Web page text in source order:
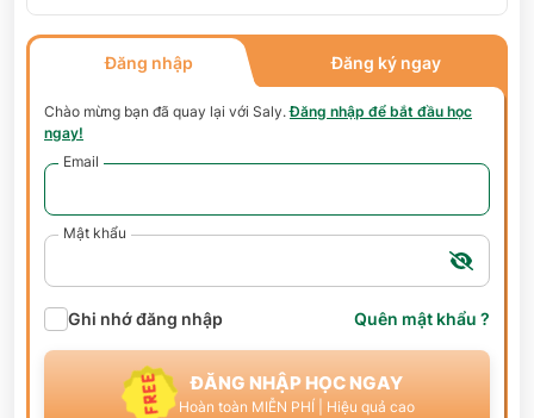
Đăng nhập Đăng ký ngay
Chào mừng bạn đã quay lại với Saly.Đăng nhập để bắt đầu học
ngay!
Email
Mật khẩu
Ghi nhớ đăng nhập Quên mật khẩu ?
ĐĂNG NHẬP HỌC NGAY
Hoàn toàn MIỄN PHÍ | Hiệu quả cao